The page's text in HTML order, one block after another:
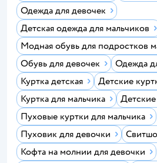
Одежда для девочек
Детская одежда для мальчиков
Модная обувь для подростков
Обувь для девочек
Одежда
Куртка детская
Детские
Куртка для мальчика
Пуховые куртки для мальчика
Пуховик для девочки
Кофта на молнии для девочки